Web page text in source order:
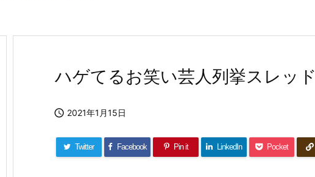
ハゲてるお笑い芸人列挙スレッド
 2021年1月15日
Twitter Facebook Pin it LinkedIn Pocket